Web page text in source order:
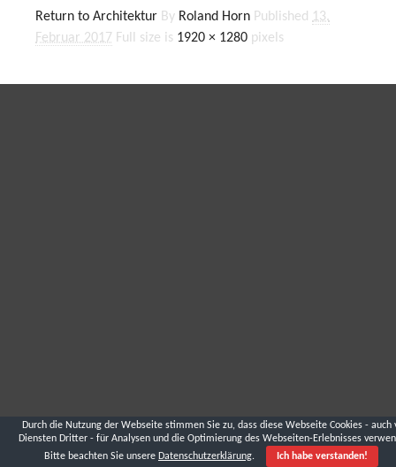
Return to Architektur By Roland Horn Published 13.
Februar 2017 Full size is 1920 × 1280 pixels
Durch die Nutzung der Webseite stimmen Sie zu, dass diese Webseite Cookies - auch
Diensten Dritter - für Analysen und die Optimierung des Webseiten-Erlebnisses
Bitte beachten Sie unsere Datenschutzerklärung. Ich habe verstanden!